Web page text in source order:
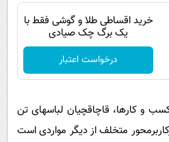
خرید اقساطی طلا و گوشی فقط با
یک برگ چک صیادی
درخواست اعتبار
و کارها، قاچاقچیان لباسهای تن
متخلف از دیگر مواردی است